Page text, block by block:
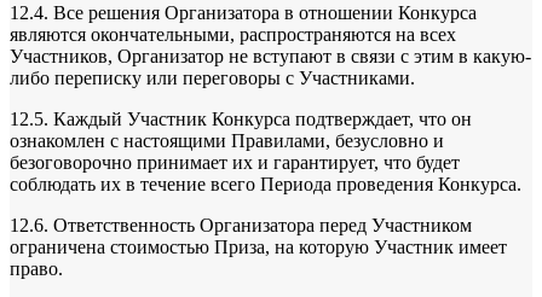
12.4. Все решения Организатора в отношении Конкурса
являются окончательными, распространяются на всех
Участников, Организатор не вступают в связи с этим в какую-
либо переписку или переговоры с Участниками.
12.5. Каждый Участник Конкурса подтверждает, что он
ознакомлен с настоящими Правилами, безусловно и
безоговорочно принимает их и гарантирует, что будет
соблюдать их в течение всего Периода проведения Конкурса.
12.6. Ответственность Организатора перед Участником
ограничена стоимостью Приза, на которую Участник имеет
право.